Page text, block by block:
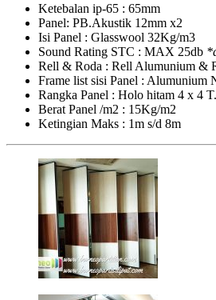
Ketebalan ip-65 : 65mm
Panel: PB.Akustik 12mm x2
Isi Panel : Glasswool 32Kg/m3
Sound Rating STC : MAX 25db
Rell & Roda : Rell Alumunium &
Frame list sisi Panel : Alumunium
Rangka Panel : Holo hitam 4 x 4
Berat Panel /m2 : 15Kg/m2
Ketingian Maks : 1m s/d 8m